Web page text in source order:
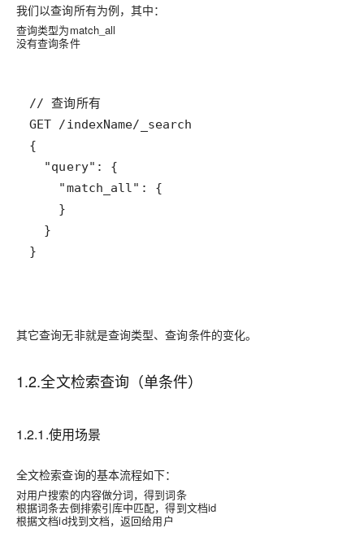
我们以查询所有为例，其中：
查询类型为match_all
没有查询条件
}
其它查询无非就是查询类型、查询条件的变化。
1.2.全文检索查询（单条件）
1.2.1.使用场景
全文检索查询的基本流程如下：
对用户搜索的内容做分词，得到词条
根据词条去倒排索引库中匹配，得到文档id
根据文档id找到文档，返回给用户